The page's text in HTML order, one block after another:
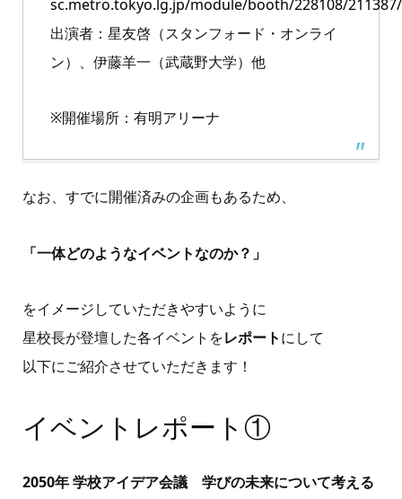
sc.metro.tokyo.lg.jp/module/booth/228108/211387/
出演者：星友啓（スタンフォード・オンライ
ン）、伊藤羊一（武蔵野大学）他
※開催場所：有明アリーナ
なお、すでに開催済みの企画もあるため、
「一体どのようなイベントなのか？」
をイメージしていただきやすいように
星校長が登壇した各イベントをレポートにして
以下にご紹介させていただきます！
イベントレポート①
2050年 学校アイデア会議 学びの未来について考える